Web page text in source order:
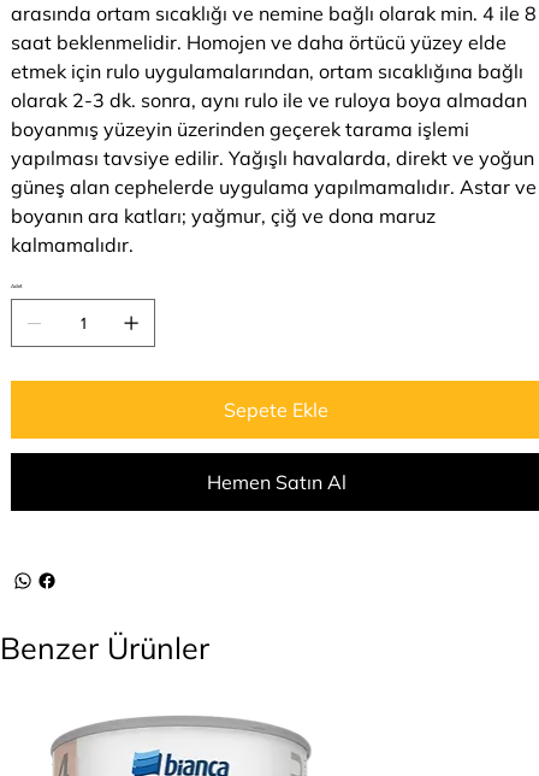
arasında ortam sıcaklığı ve nemine bağlı olarak min. 4 ile 8
saat beklenmelidir. Homojen ve daha örtücü yüzey elde
etmek için rulo uygulamalarından, ortam sıcaklığına bağlı
olarak 2-3 dk. sonra, aynı rulo ile ve ruloya boya almadan
boyanmış yüzeyin üzerinden geçerek tarama işlemi
yapılması tavsiye edilir. Yağışlı havalarda, direkt ve yoğun
güneş alan cephelerde uygulama yapılmamalıdır. Astar ve
boyanın ara katları; yağmur, çiğ ve dona maruz
kalmamalıdır.
Adet
Sepete Ekle
Hemen Satın Al
Benzer Ürünler